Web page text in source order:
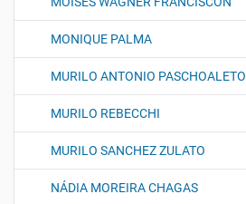
MONIQUE PALMA
MURILO ANTONIO PASCHOALETO
MURILO REBECCHI
MURILO SANCHEZ ZULATO
NÁDIA MOREIRA CHAGAS